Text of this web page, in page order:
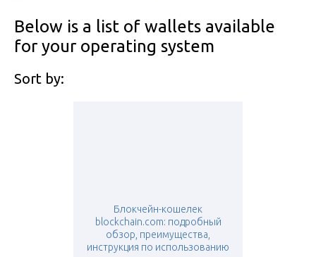
Below is a list of wallets available
for your operating system
Sort by:
Блокчейн-кошелек
blockchain.com: подробный
обзор, преимущества,
инструкция по использованию